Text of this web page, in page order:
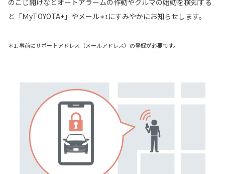
と「ＭyTOYOTA+」やメール＊1 にすみやかにお知らせします。
＊1. 事前にサポートアドレス（メールアドレス）の登録が必要です。